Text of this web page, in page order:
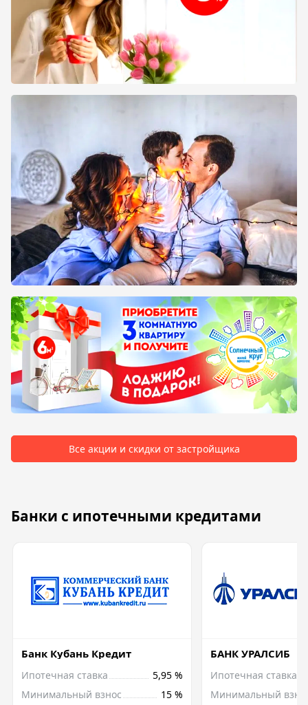
Все акции и скидки от застройщика
Банки с ипотечными кредитами
Банк Кубань Кредит
Ипотечная ставка
5,95 %
Минимальный взнос
15 %
БАНК УРАЛСИБ
Ипотечная ставка
Минимальный